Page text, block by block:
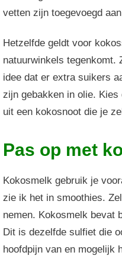
vetten zijn toegevoegd
Hetzelfde geldt voor
natuurwinkels tegenkomt.
idee dat er extra suikers
zijn gebakken in olie.
uit een kokosnoot die je
Pas op met
Kokosmelk gebruik je
zie ik het in smoothies.
nemen. Kokosmelk bevat
Dit is dezelfde sulfiet die
hoofdpijn van en mogelijk